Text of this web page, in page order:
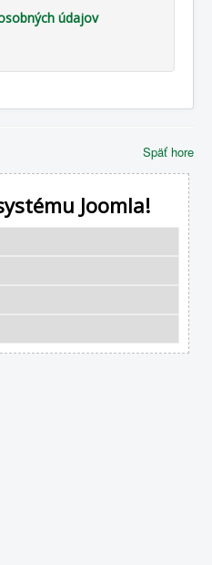
údajov
Späť hore
Joomla!